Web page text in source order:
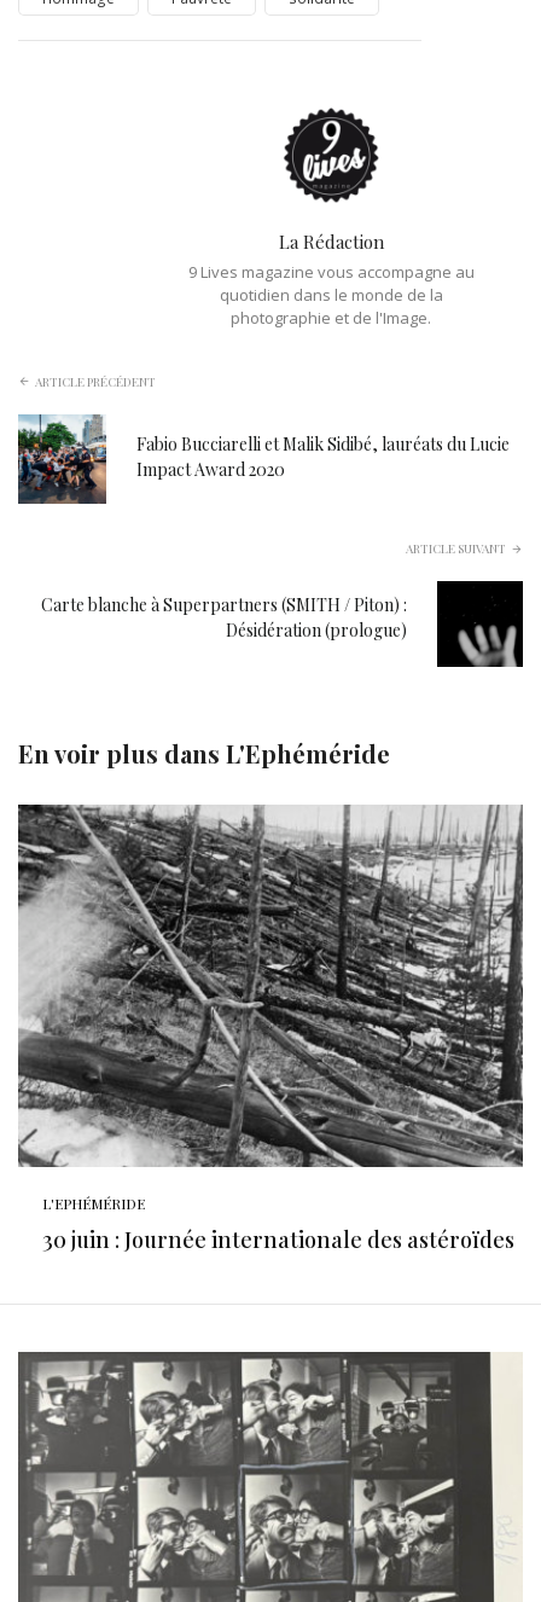
La Rédaction
9 Lives magazine vous accompagne au
quotidien dans le monde de la
photographie et de l'Image.
ARTICLE PRÉCÉDENT
Fabio Bucciarelli et Malik Sidibé, lauréats du Lucie
Impact Award 2020
ARTICLE SUIVANT
Carte blanche à Superpartners (SMITH / Piton) :
Désidération (prologue)
En voir plus dans L'Ephéméride
L'EPHÉMÉRIDE
30 juin : Journée internationale des astéroïdes